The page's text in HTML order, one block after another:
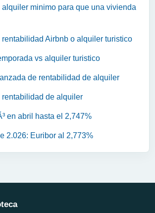
minimo para que una vivienda
Airbnb o alquiler turistico
vs alquiler turistico
de rentabilidad de alquiler
de alquiler
en abril hasta el 2,747%
2.026: Euribor al 2,773%